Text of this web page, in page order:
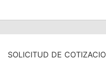
SOLICITUD DE